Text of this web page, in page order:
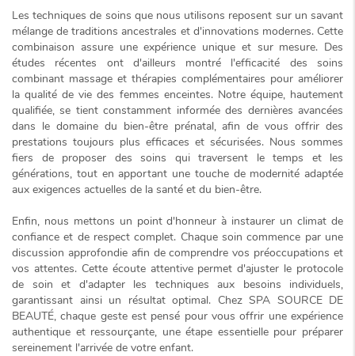
Les techniques de soins que nous utilisons reposent sur un savant
mélange de traditions ancestrales et d'innovations modernes. Cette
combinaison assure une expérience unique et sur mesure. Des
études récentes ont d'ailleurs montré l'efficacité des soins
combinant massage et thérapies complémentaires pour améliorer
la qualité de vie des femmes enceintes. Notre équipe, hautement
qualifiée, se tient constamment informée des dernières avancées
dans le domaine du bien-être prénatal, afin de vous offrir des
prestations toujours plus efficaces et sécurisées. Nous sommes
fiers de proposer des soins qui traversent le temps et les
générations, tout en apportant une touche de modernité adaptée
aux exigences actuelles de la santé et du bien-être.
Enfin, nous mettons un point d'honneur à instaurer un climat de
confiance et de respect complet. Chaque soin commence par une
discussion approfondie afin de comprendre vos préoccupations et
vos attentes. Cette écoute attentive permet d'ajuster le protocole
de soin et d'adapter les techniques aux besoins individuels,
garantissant ainsi un résultat optimal. Chez SPA SOURCE DE
BEAUTÉ, chaque geste est pensé pour vous offrir une expérience
authentique et ressourçante, une étape essentielle pour préparer
sereinement l'arrivée de votre enfant.